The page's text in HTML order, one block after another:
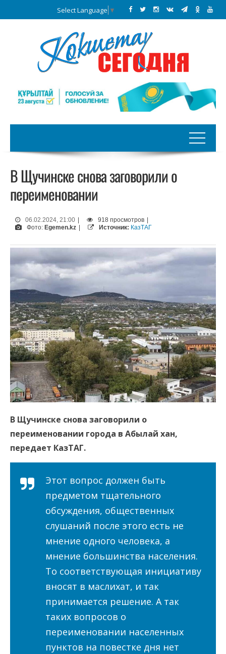
Select Language ▼
В Щучинске снова заговорили о
переименовании
06.02.2024, 21:00 918 просмотров
Фото: Egemen.kz Источник: КазТАГ
В Щучинске снова заговорили о
переименовании города в Абылай хан,
передает КазТАГ.
Этот вопрос должен быть
предметом тщательного
обсуждения, общественных
слушаний после этого есть не
мнение одного человека, а
мнение большинства населения.
То соответствующая инициативу
вносят в маслихат, и так
принимается решение. А так
таких вопросов о
переименовании населенных
пунктов на повестке дня нет